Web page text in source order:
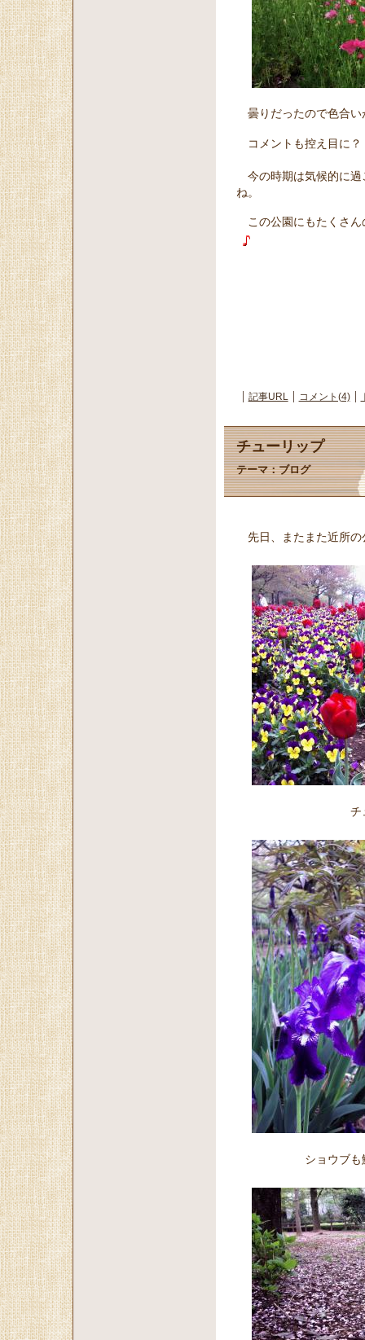
曇りだったので色合い
コメントも控え目に？
今の時期は気候的に過
ね。
この公園にもたくさん
記事URL コメント(4)
チューリップ
テーマ：ブログ
先日、またまた近所の
チューリッ
ショウブも鮮